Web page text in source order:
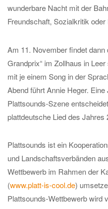
wunderbare Nacht mit der
Freundschaft, Sozialkritik
Am 11. November findet dann
Grandprix“ im Zollhaus in
mit je einem Song in der
Abend führt Annie Heger.
Plattsounds-Szene
plattdeutsche Lied des Jahres
Plattsounds ist ein
und Landschaftsverbänden
Wettbewerb im Rahmen der
(www.platt-is-cool.de)
Plattsounds-Wettbewerb wird